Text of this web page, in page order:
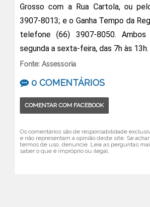
Grosso com a Rua Cartola, ou
3907-8013; e o Ganha Tempo da
telefone (66) 3907-8050. Ambos
segunda a sexta-feira, das 7h às 13h.
Fonte: Assessoria
0 COMENTÁRIOS
COMENTAR COM FACEBOOK
Os comentários são de responsabilidade
e não representam a opinião deste site. Se
termos de uso, denuncie. Leia as perguntas
saber o que é impróprio ou ilegal.